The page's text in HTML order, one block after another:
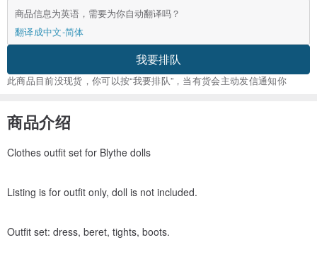
商品信息为英语，需要为你自动翻译吗？
翻译成中文-简体
我要排队
此商品目前没现货，你可以按“我要排队”，当有货会主动发信通知你
商品介绍
Clothes outfit set for Blythe dolls
Listing is for outfit only, doll is not included.
Outfit set: dress, beret, tights, boots.